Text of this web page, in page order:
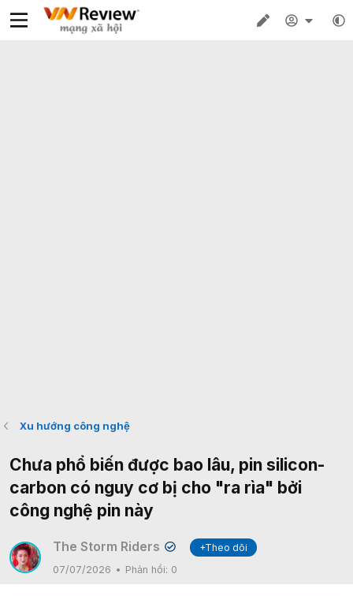
Xu hướng công nghệ
Chưa phổ biến được bao lâu, pin silicon-
carbon có nguy cơ bị cho "ra rìa" bởi
công nghệ pin này
The Storm Riders ✔
+Theo dõi
07/07/2026
Phản hồi: 0